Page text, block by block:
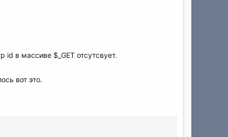
в массиве $_GET отсутсвует.
вот это.